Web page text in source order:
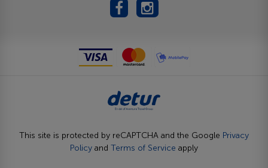
This site is protected by reCAPTCHA and the Google Privacy
Policy and Terms of Service apply